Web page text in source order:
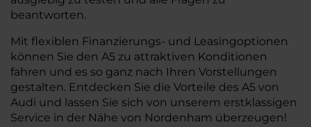
beantworten.
Mit flexiblen Finanzierungs- und Leasingoptionen
können Sie den A5 zu attraktiven Konditionen
fahren und es so ganz nach Ihren Vorstellungen
gestalten. Entdecken Sie die Vorteile des A5 von
Audi und lassen Sie sich von unserem erstklassigen
Service in der Nähe von Nordenham überzeugen!